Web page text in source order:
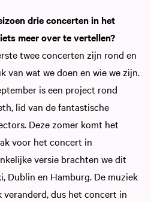
drie concerten in het
meer over te vertellen?
twee concerten zijn rond en
van wat we doen en wie we zijn.
is een project rond
lid van de fantastische
Deze zomer komt het
voor het concert in
versie brachten we dit
Dublin en Hamburg. De muziek
dus het concert in